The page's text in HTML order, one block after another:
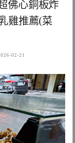
佛心銅板炸
雞推薦(菜
02-21